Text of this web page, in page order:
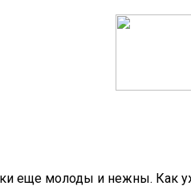
еще молоды и нежны. Как